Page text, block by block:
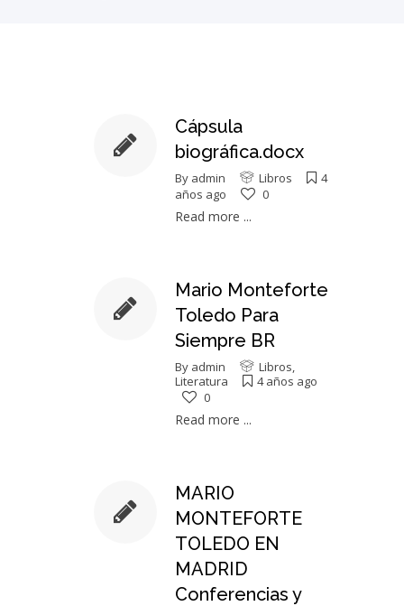
Cápsula
biográfica.docx
By admin Libros
4
años ago
0
Read more ...
Mario Monteforte
Toledo Para
Siempre BR
By admin Libros,
Literatura
4 años ago
0
Read more ...
MARIO
MONTEFORTE
TOLEDO EN
MADRID
Conferencias y